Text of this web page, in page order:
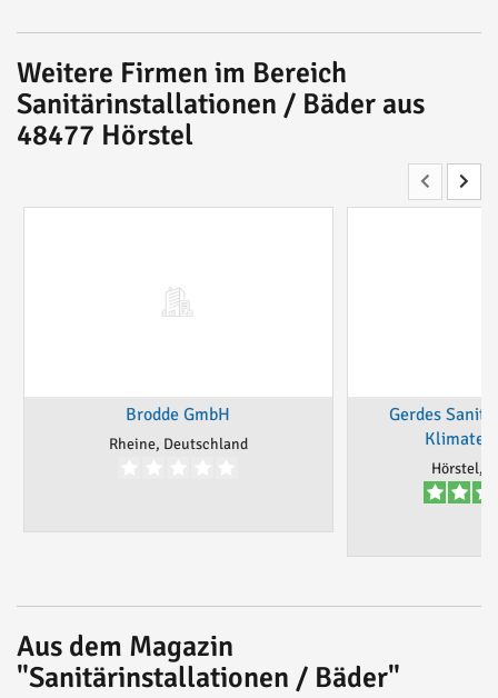
Weitere Firmen im Bereich
Sanitärinstallationen / Bäder aus
48477 Hörstel
Brodde GmbH
Rheine, Deutschland
Gerdes
Hörstel,
Aus dem Magazin
"Sanitärinstallationen / Bäder"